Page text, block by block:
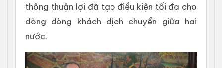
thông thuận lợi đã tạo điều kiện tối đa cho
dòng dòng khách dịch chuyển giữa hai
nước.